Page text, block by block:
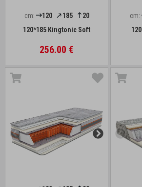
cm: 120 185
20
120*185 Kingtonic Soft
256.00 €
cm: